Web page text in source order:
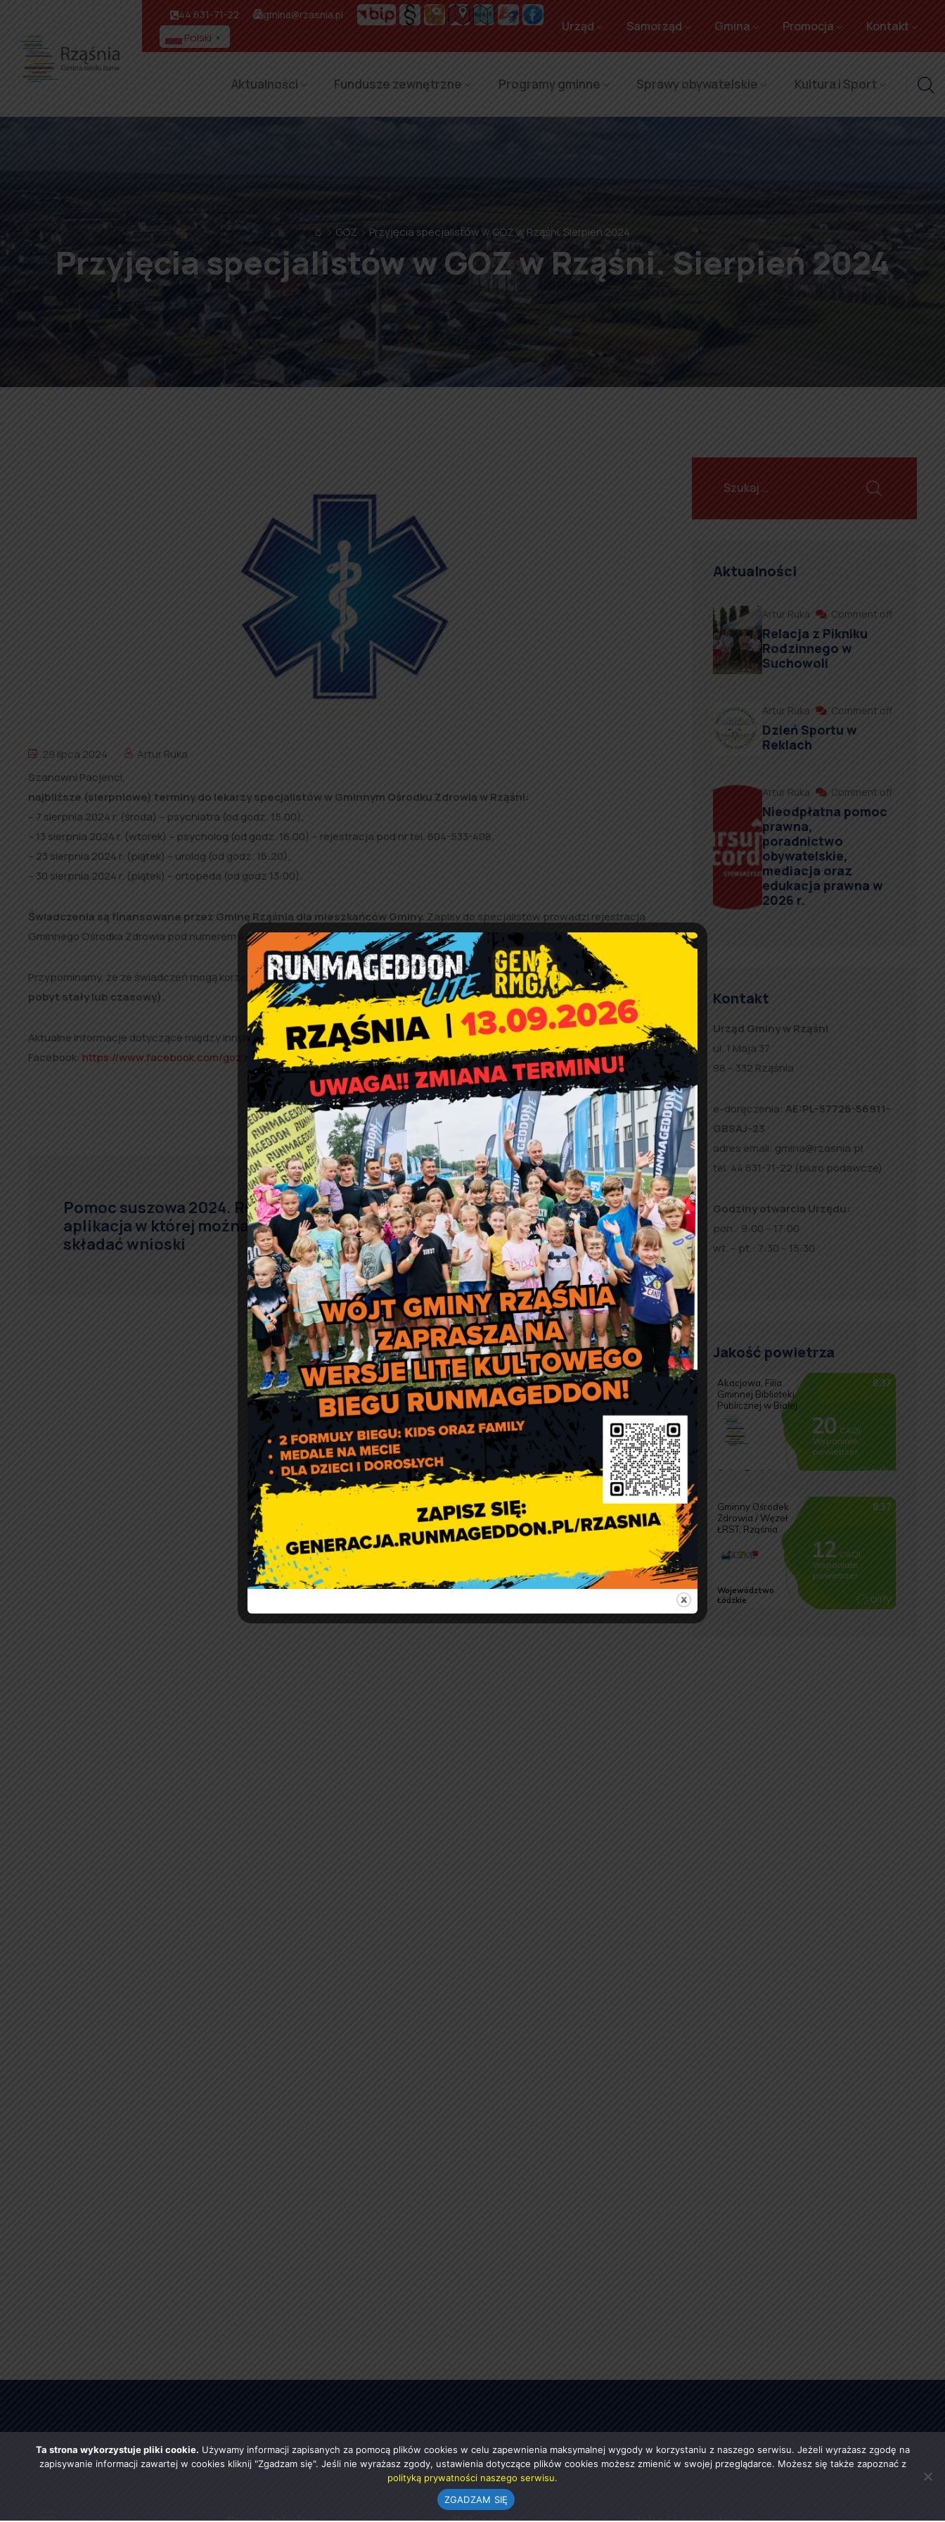
44 631-71-22 gmina@rzasnia.pl
Polski ▼
Urząd Samorząd Gmina Promocja Kontakt
Aktualności Fundusze zewnętrzne Programy gminne Sprawy obywatelskie Kultura i Sport
⌂ GOZ Przyjęcia specjalistów w GOZ w Rząśni. Sierpień 2024
Przyjęcia specjalistów w GOZ w Rząśni. Sierpień 2024
29 lipca 2024
Artur Ruka
Szanowni Pacjenci,
najbliższe (sierpniowe) terminy do lekarzy specjalistów w Gminnym Ośrodku Zdrowia w Rząśni:
– 7 sierpnia 2024 r. (środa) – psychiatra (od godz. 15.00),
– 13 sierpnia 2024 r. (wtorek) – psycholog (od godz. 16.00) – rejestracja pod nr tel. 604-533-408,
– 23 sierpnia 2024 r. (piątek) – urolog (od godz. 16:20),
– 30 sierpnia 2024 r. (piątek) – ortopeda (od godz 13:00).
Świadczenia są finansowane przez Gminę Rząśnia dla mieszkańców Gminy. Zapisy do specjalistów prowadzi rejestracja
Gminnego Ośrodka Zdrowia pod numerem 44 631-77-77 (rejestracja do psychologa pod nr 604-533-408). Prosimy o punktualność.
Przypominamy, że ze świadczeń mogą korzystać tylko mieszkańcy Gminy Rząśnia (osobyzameldowane w Gminie Rząśnia na
pobyt stały lub czasowy).
Aktualne informacje dotyczące między innymi terminów wizyt można śledzić na profilu Gminnego Ośrodka Zdrowia na portalu
Facebook: https://www.facebook.com/goz.rzasnia.
Pomoc suszowa 2024. Ruszyła
aplikacja w której można
składać wnioski
Kampania MF „Weź paragon”
Aktualności
Artur Ruka Comment off
Relacja z Pikniku
Rodzinnego w
Suchowoli
Artur Ruka Comment off
Dzień Sportu w
Reklach
Artur Ruka Comment off
Nieodpłatna pomoc
prawna,
poradnictwo
obywatelskie,
mediacja oraz
edukacja prawna w
2026 r.
Kontakt
Urząd Gminy w Rząśni
ul. 1 Maja 37
98 – 332 Rząśnia
e-doręczenia: AE:PL-57726-56911-
GBSAJ-23
adres email: gmina@rzasnia.pl
tel. 44 631-71-22 (biuro podawcze)
Godziny otwarcia Urzędu:
pon.: 9:00 – 17:00
wt. – pt.: 7:30 – 15:30
Jakość powietrza
Ta strona wykorzystuje pliki cookie. Używamy informacji zapisanych za pomocą plików cookies w celu zapewnienia maksymalnej wygody w korzystaniu z naszego serwisu. Jeżeli wyrażasz zgodę na
zapisywanie informacji zawartej w cookies kliknij "Zgadzam się". Jeśli nie wyrażasz zgody, ustawienia dotyczące plików cookies możesz zmienić w swojej przeglądarce. Możesz się także zapoznać z
polityką prywatności naszego serwisu.
ZGADZAM SIĘ